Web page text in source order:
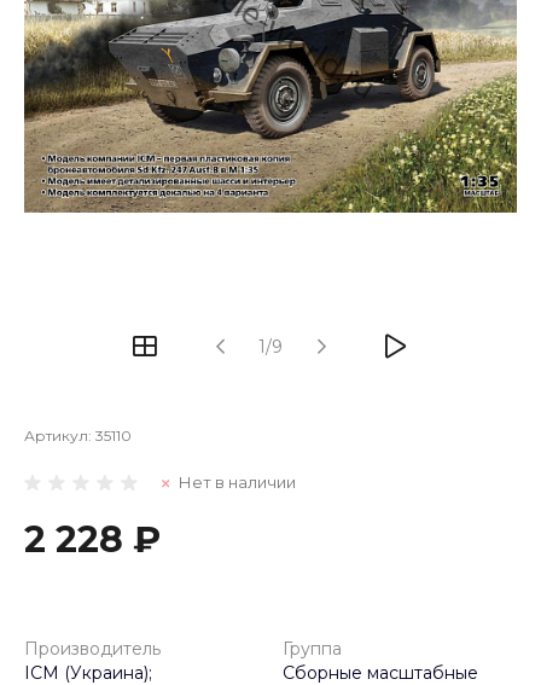
1/9
Артикул: 35110
Нет в наличии
2 228 ₽
Производитель
ICM (Украина);
Группа
Сборные масштабные